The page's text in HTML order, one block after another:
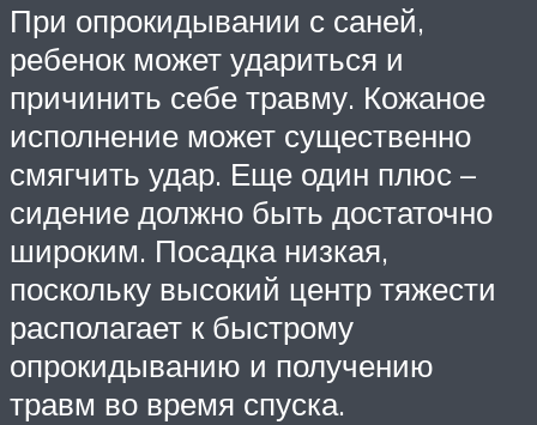
При опрокидывании с саней,
ребенок может удариться и
причинить себе травму. Кожаное
исполнение может существенно
смягчить удар. Еще один плюс –
сидение должно быть достаточно
широким. Посадка низкая,
поскольку высокий центр тяжести
располагает к быстрому
опрокидыванию и получению
травм во время спуска.